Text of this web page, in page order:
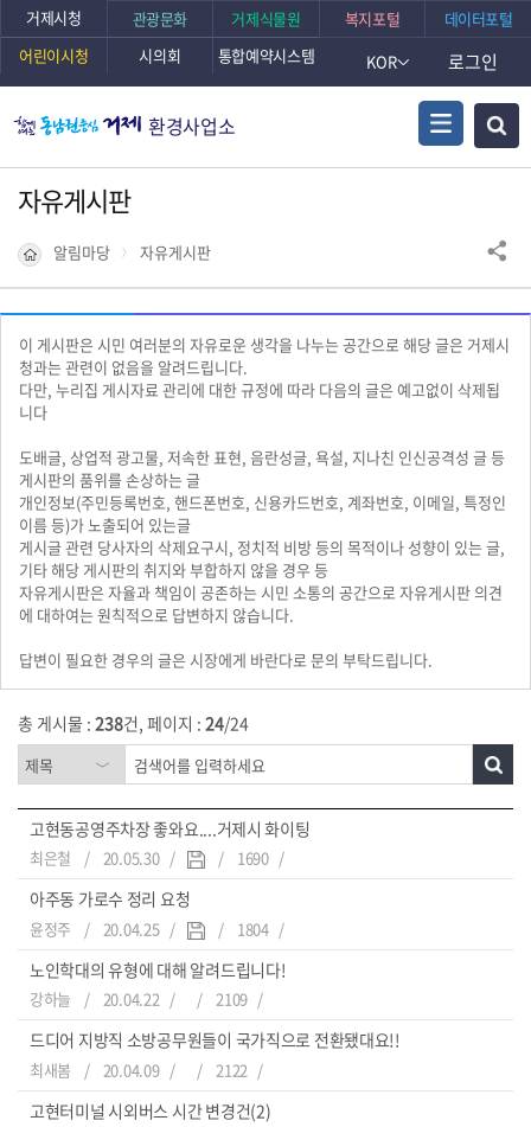
본문바로가기
거제시청 관광문화 거제식물원 복지포털
데이터포털
어린이시청
시의회 통합예약시스템 KOR 로그인
환경사업소
자유게시판
알림마당 자유게시판
이 게시판은 시민 여러분의 자유로운 생각을 나누는 공간으로 해당 글은 거제시
청과는 관련이 없음을 알려드립니다.
다만, 누리집 게시자료 관리에 대한 규정에 따라 다음의 글은 예고없이 삭제됩
니다
도배글, 상업적 광고물, 저속한 표현, 음란성글, 욕설, 지나친 인신공격성 글 등
게시판의 품위를 손상하는 글
개인정보(주민등록번호, 핸드폰번호, 신용카드번호, 계좌번호, 이메일, 특정인
이름 등)가 노출되어 있는글
게시글 관련 당사자의 삭제요구시, 정치적 비방 등의 목적이나 성향이 있는 글,
기타 해당 게시판의 취지와 부합하지 않을 경우 등
자유게시판은 자율과 책임이 공존하는 시민 소통의 공간으로 자유게시판 의견
에 대하여는 원칙적으로 답변하지 않습니다.
답변이 필요한 경우의 글은 시장에게 바란다로 문의 부탁드립니다.
총 게시물 : 238건, 페이지 : 24/24
고현동공영주차장 좋와요....거제시 화이팅
최은철 20.05.30 1690
아주동 가로수 정리 요청
윤정주 20.04.25 1804
노인학대의 유형에 대해 알려드립니다!
강하늘 20.04.22 2109
드디어 지방직 소방공무원들이 국가직으로 전환됐대요!!
최새봄 20.04.09 2122
고현터미널 시외버스 시간 변경건(2)